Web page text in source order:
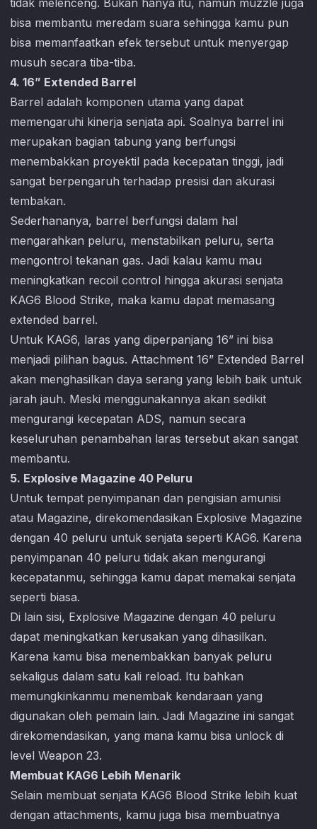
tidak melenceng. Bukan hanya itu, namun muzzle juga
bisa membantu meredam suara sehingga kamu pun
bisa memanfaatkan efek tersebut untuk menyergap
musuh secara tiba-tiba.
4. 16” Extended Barrel
Barrel adalah komponen utama yang dapat
memengaruhi kinerja senjata api. Soalnya barrel ini
merupakan bagian tabung yang berfungsi
menembakkan proyektil pada kecepatan tinggi, jadi
sangat berpengaruh terhadap presisi dan akurasi
tembakan.
Sederhananya, barrel berfungsi dalam hal
mengarahkan peluru, menstabilkan peluru, serta
mengontrol tekanan gas. Jadi kalau kamu mau
meningkatkan recoil control hingga akurasi senjata
KAG6 Blood Strike, maka kamu dapat memasang
extended barrel.
Untuk KAG6, laras yang diperpanjang 16” ini bisa
menjadi pilihan bagus. Attachment 16” Extended Barrel
akan menghasilkan daya serang yang lebih baik untuk
jarah jauh. Meski menggunakannya akan sedikit
mengurangi kecepatan ADS, namun secara
keseluruhan penambahan laras tersebut akan sangat
membantu.
5. Explosive Magazine 40 Peluru
Untuk tempat penyimpanan dan pengisian amunisi
atau Magazine, direkomendasikan Explosive Magazine
dengan 40 peluru untuk senjata seperti KAG6. Karena
penyimpanan 40 peluru tidak akan mengurangi
kecepatanmu, sehingga kamu dapat memakai senjata
seperti biasa.
Di lain sisi, Explosive Magazine dengan 40 peluru
dapat meningkatkan kerusakan yang dihasilkan.
Karena kamu bisa menembakkan banyak peluru
sekaligus dalam satu kali reload. Itu bahkan
memungkinkanmu menembak kendaraan yang
digunakan oleh pemain lain. Jadi Magazine ini sangat
direkomendasikan, yang mana kamu bisa unlock di
level Weapon 23.
Membuat KAG6 Lebih Menarik
Selain membuat senjata KAG6 Blood Strike lebih kuat
dengan attachments, kamu juga bisa membuatnya